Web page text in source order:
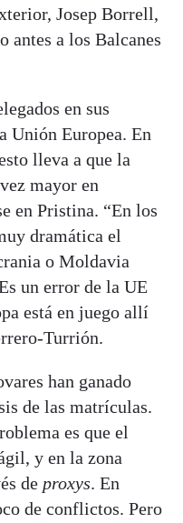
Josep Borrell,
antes a los Balcanes
en sus
Unión Europea. En
lleva a que la
mayor en
en Pristina. “En los
dramática el
o Moldavia
un error de la UE
está en juego allí
Turrión.
han ganado
de las matrículas.
es que el
y en la zona
de proxys. En
de conflictos. Pero